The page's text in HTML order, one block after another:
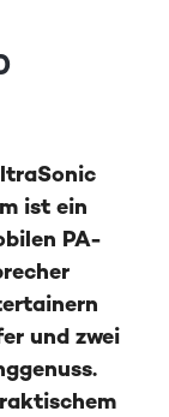
ist ein
PA-
und zwei